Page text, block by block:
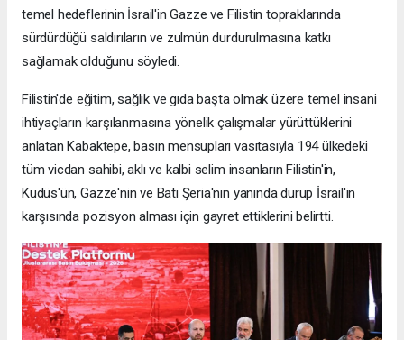
temel hedeflerinin İsrail'in Gazze ve Filistin topraklarında
sürdürdüğü saldırıların ve zulmün durdurulmasına katkı
sağlamak olduğunu söyledi.
Filistin'de eğitim, sağlık ve gıda başta olmak üzere temel insani
ihtiyaçların karşılanmasına yönelik çalışmalar yürüttüklerini
anlatan Kabaktepe, basın mensupları vasıtasıyla 194 ülkedeki
tüm vicdan sahibi, aklı ve kalbi selim insanların Filistin'in,
Kudüs'ün, Gazze'nin ve Batı Şeria'nın yanında durup İsrail'in
karşısında pozisyon alması için gayret ettiklerini belirtti.